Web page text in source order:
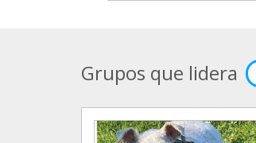
Grupos que lidera